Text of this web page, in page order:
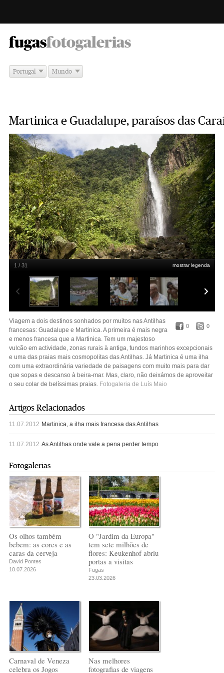
fugas -
fotogalerias
Portugal Mundo
Martinica e Guadalupe, paraísos das
mostrar legenda
1 / 31
0 0
Viagem a dois destinos sonhados por muitos nas Antilhas
francesas: Guadalupe e Martinica. A primeira é mais negra
e menos francesa que a Martinica. Tem um majestoso
vulcão em actividade, zonas rurais à antiga, fundos marinhos excepcionais
e uma das praias mais cosmopolitas das Antilhas. Já Martinica é uma ilha
com uma extraordinária variedade de paisagens com muito mais para dar
que sopas e descanso à beira-mar. Mas, claro, não deixámos de aproveitar
o seu colar de belíssimas praias. Fotogaleria de Luís Maio
Artigos Relacionados
11.07.2012 Martinica, a ilha mais francesa das Antilhas
11.07.2012 As Antilhas onde vale a pena perder tempo
Fotogalerias
Os olhos também
bebem: as cores e as
caras da cerveja
David Pontes
10.07.2026
O "Jardim da Europa"
tem sete milhões de
flores: Keukenhof abriu
portas a visitas
Fugas
23.03.2026
Carnaval de Veneza
celebra os Jogos
Nas melhores
fotografias de viagens